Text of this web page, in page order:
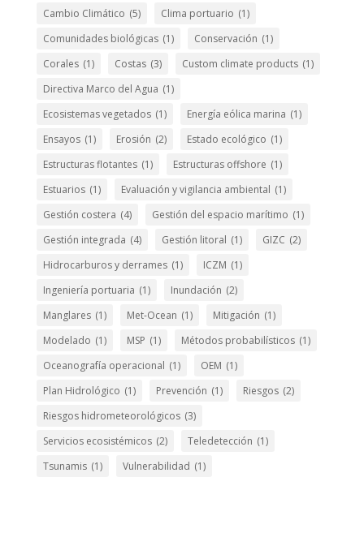
Cambio Climático (5) Clima portuario (1)
Comunidades biológicas (1) Conservación (1)
Corales (1) Costas (3) Custom climate products (1)
Directiva Marco del Agua (1)
Ecosistemas vegetados (1) Energía eólica marina (1)
Ensayos (1) Erosión (2) Estado ecológico (1)
Estructuras flotantes (1) Estructuras offshore (1)
Estuarios (1) Evaluación y vigilancia ambiental (1)
Gestión costera (4) Gestión del espacio marítimo (1)
Gestión integrada (4) Gestión litoral (1) GIZC (2)
Hidrocarburos y derrames (1) ICZM (1)
Ingeniería portuaria (1) Inundación (2)
Manglares (1) Met-Ocean (1) Mitigación (1)
Modelado (1) MSP (1) Métodos probabilísticos (1)
Oceanografía operacional (1) OEM (1)
Plan Hidrológico (1) Prevención (1) Riesgos (2)
Riesgos hidrometeorológicos (3)
Servicios ecosistémicos (2) Teledetección (1)
Tsunamis (1) Vulnerabilidad (1)